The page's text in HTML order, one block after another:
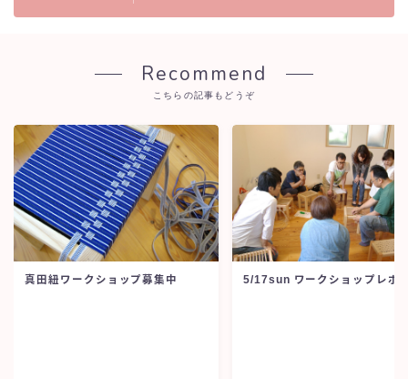
Recommend
こちらの記事もどうぞ
真田紐ワークショップ募集中 5/17sun ワークショップレポ